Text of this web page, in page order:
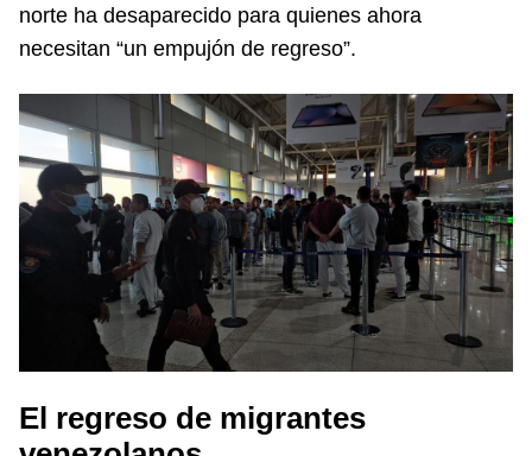
norte ha desaparecido para quienes ahora
necesitan “un empujón de regreso”.
El regreso de migrantes